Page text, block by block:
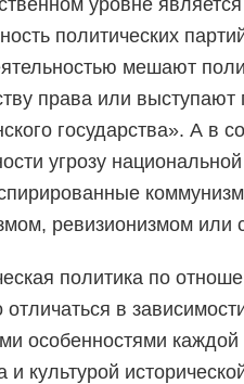
уровне является
политических
мешают
права или выступают
государства». А в
угрозу
ревизионизмом или
политика по
в
особенностями
и культурой